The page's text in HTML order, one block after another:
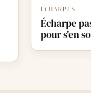
ECHARPES
Écharpe
pour s'en